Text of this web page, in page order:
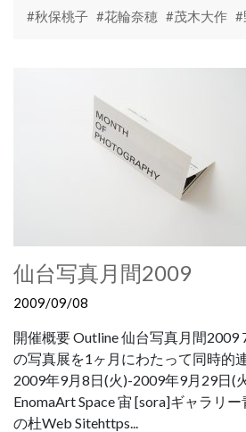
#秋保桃子 #花輪奈穂 #茂木大作 #
仙台写真月間2009
2009/09/08
開催概要 Outline 仙台写真月間2009
の写真展を1ヶ月にわたって同時的
2009年9月8日(火)-2009年9月29日(
EnomaArt Space 宙 [sora]ギャラリ
の杜Web Sitehttps...